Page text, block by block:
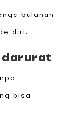
bulanan
diri.
bisa